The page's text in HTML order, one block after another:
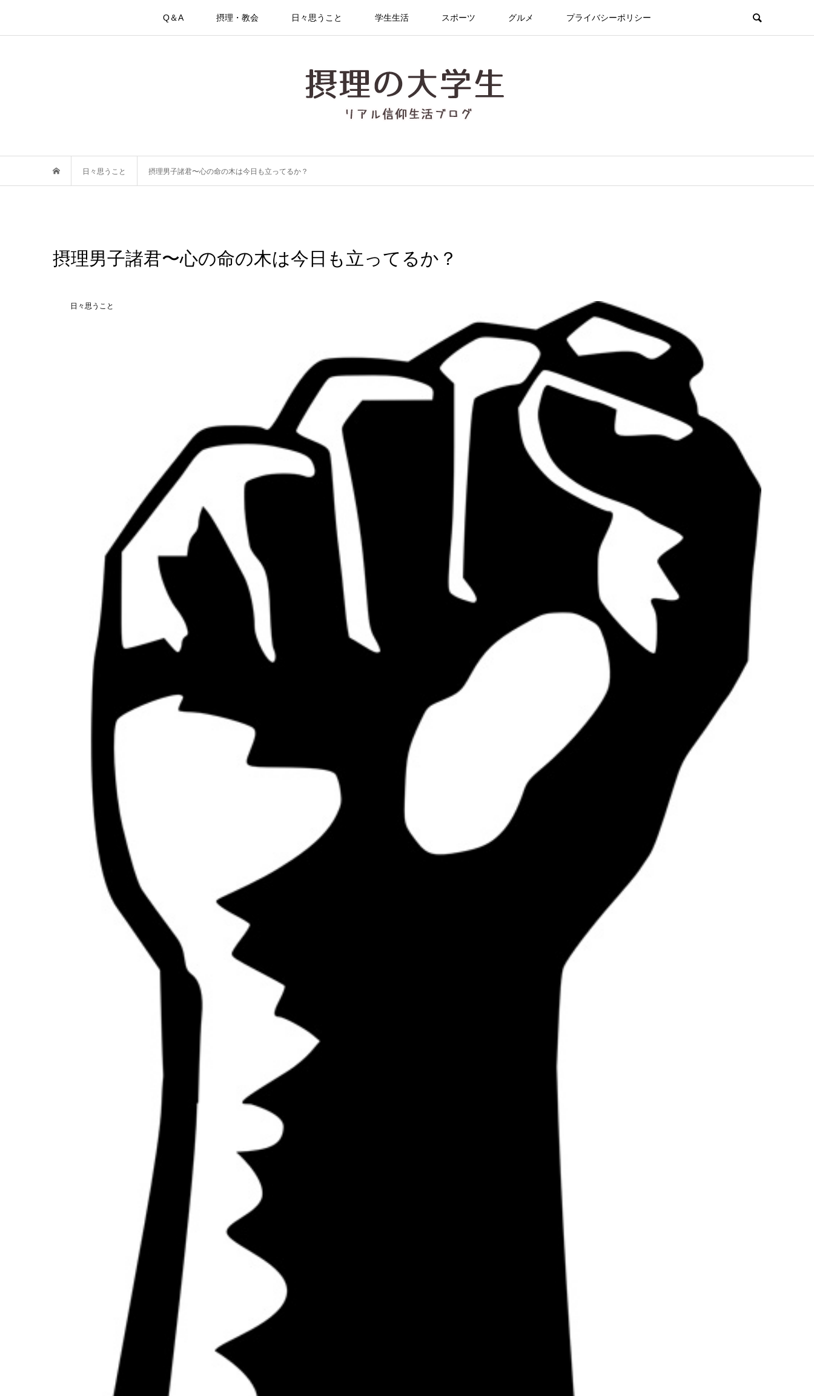
Q＆A 摂理・教会 日々思うこと 学生生活 スポーツ グルメ プライバシーポリシー
日々思うこと 摂理男子諸君〜心の命の木は今日も立ってるか？
摂理男子諸君〜心の命の木は今日も立ってるか？
日々思うこと